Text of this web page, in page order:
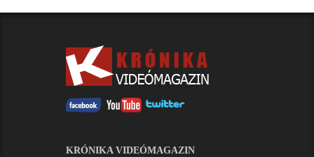
KRÓNIKA VIDEÓMAGAZIN